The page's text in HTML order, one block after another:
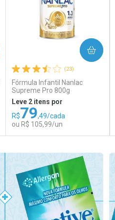
(23)
Fórmula Infantil Nanlac
Supreme Pro 800g
Leve 2 itens por
R$79,49/cada
ou R$ 105,99/un
COMPRAR
Laboratório
Por Menos